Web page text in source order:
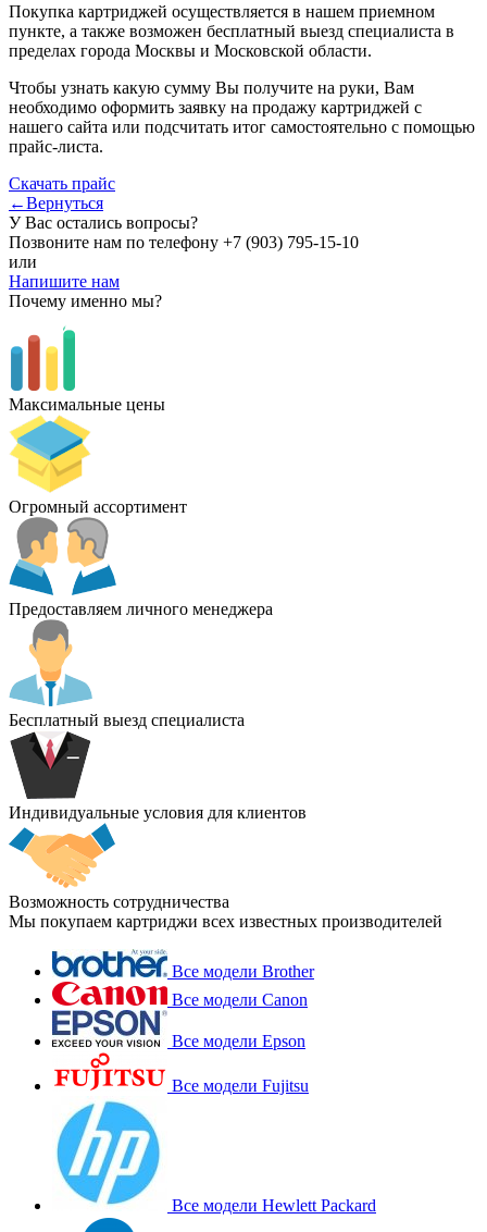
Покупка картриджей осуществляется в нашем приемном
пункте, а также возможен бесплатный выезд специалиста в
пределах города Москвы и Московской области.
Чтобы узнать какую сумму Вы получите на руки, Вам
необходимо оформить заявку на продажу картриджей с
нашего сайта или подсчитать итог самостоятельно с помощью
прайс-листа.
Скачать прайс
←Вернуться
У Вас остались вопросы?
Позвоните нам по телефону +7 (903) 795-15-10
или
Напишите нам
Почему именно мы?
Максимальные цены
Огромный ассортимент
Предоставляем личного менеджера
Бесплатный выезд специалиста
Индивидуальные условия для клиентов
Возможность сотрудничества
Мы покупаем картриджи всех известных производителей
Все модели Brother
Все модели Canon
Все модели Epson
Все модели Fujitsu
Все модели Hewlett Packard